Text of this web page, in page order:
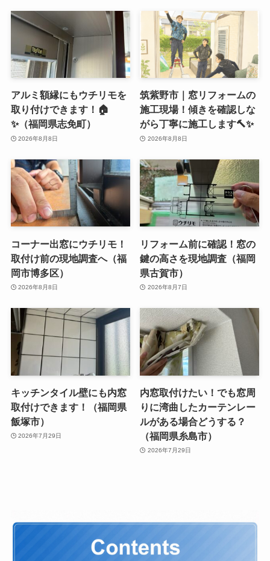
アルミ額縁にもウチリモを
取り付けできます！🏠
✨（福岡県志免町）
2026年8月8日
筑紫野市｜窓リフォームの
施工現場！傾きを確認しな
がら丁寧に施工します🔨✨
2026年8月8日
コーナー出窓にウチリモ！
取付け前の現地調査へ（福
岡市博多区）
2026年8月8日
リフォーム前に確認！窓の
鍵の高さを現地調査（福岡
県古賀市）
2026年8月7日
キッチンタイル壁にも内窓
取付けできます！（福岡県
飯塚市）
2026年7月29日
内窓取付けたい！でも窓周
りに湾曲したカーテンレー
ルがある場合どうする？
（福岡県糸島市）
2026年7月29日